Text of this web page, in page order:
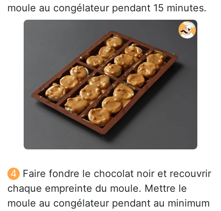
moule au congélateur pendant 15 minutes.
Faire fondre le chocolat noir et recouvrir
chaque empreinte du moule. Mettre le
moule au congélateur pendant au minimum